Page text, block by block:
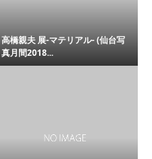
高橋親夫 展-マテリアル- (仙台写
真月間2018...